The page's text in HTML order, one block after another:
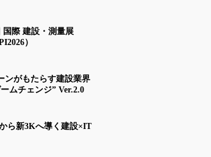
国際 建設・測量展
）
ンがもたらす建設業界
ムチェンジ” Ver.2.0
ら新3Kへ導く建設×IT